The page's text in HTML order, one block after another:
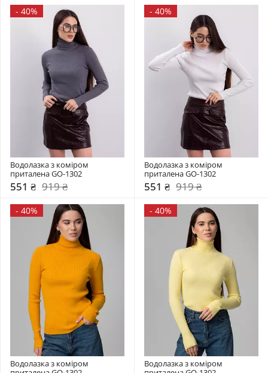
- 40%
Водолазка з коміром
приталена GO-1302
551 ₴ 919 ₴
- 40%
Водолазка з коміром
приталена GO-1302
551 ₴ 919 ₴
- 40%
Водолазка з коміром
- 40%
Водолазка з коміром